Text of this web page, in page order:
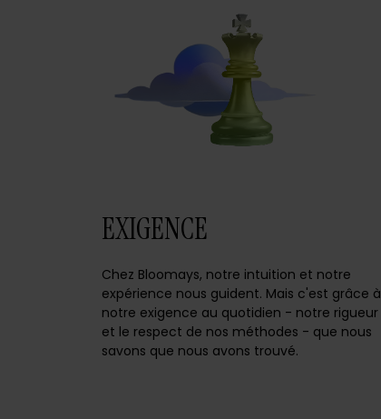
EXIGENCE
Chez Bloomays, notre intuition et notre
expérience nous guident. Mais c'est grâce à
notre exigence au quotidien - notre rigueur
et le respect de nos méthodes - que nous
savons que nous avons trouvé.